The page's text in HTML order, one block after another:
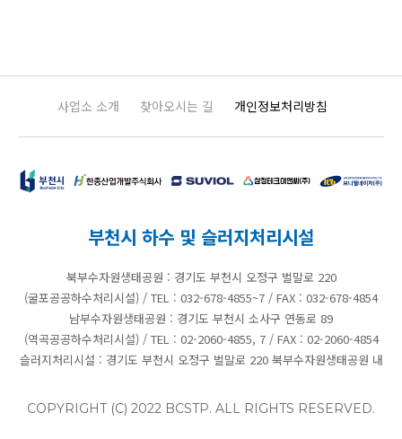
사업소 소개 찾아오시는 길 개인정보처리방침
부천시 하수 및 슬러지처리시설
북부수자원생태공원 : 경기도 부천시 오정구 벌말로 220
(굴포공공하수처리시설) / TEL : 032-678-4855~7 / FAX : 032-678-4854
남부수자원생태공원 : 경기도 부천시 소사구 연동로 89
(역곡공공하수처리시설) /TEL : 02-2060-4855, 7 /FAX : 02-2060-4854
슬러지처리시설 : 경기도 부천시 오정구 벌말로 220 북부수자원생태공원 내
COPYRIGHT (C) 2022 BCSTP. ALL RIGHTS RESERVED.